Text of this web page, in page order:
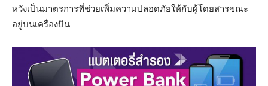
หวังเป็นมาตรการที่ช่วยเพิ่มความปลอดภัยให้กับผู้โดยสารขณะ
อยู่บนเครื่องบิน